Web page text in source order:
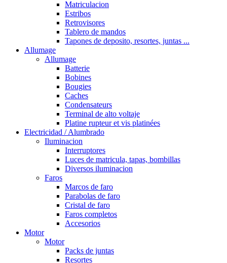
Matriculacion
Estribos
Retrovisores
Tablero de mandos
Tapones de deposito, resortes, juntas ...
Allumage
Allumage
Batterie
Bobines
Bougies
Caches
Condensateurs
Terminal de alto voltaje
Platine rupteur et vis platinées
Electricidad / Alumbrado
Iluminacion
Interruptores
Luces de matricula, tapas, bombillas
Diversos iluminacion
Faros
Marcos de faro
Parabolas de faro
Cristal de faro
Faros completos
Accesorios
Motor
Motor
Packs de juntas
Resortes